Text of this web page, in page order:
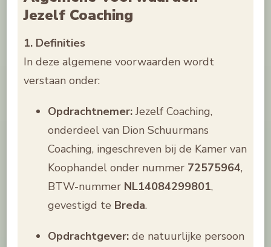
Jezelf Coaching
1. Definities
In deze algemene voorwaarden wordt
verstaan onder:
Opdrachtnemer:Jezelf Coaching,
onderdeel van Dion Schuurmans
Coaching, ingeschreven bij de Kamer van
Koophandel onder nummer 72575964,
BTW-nummer NL14084299801,
gevestigd te Breda.
Opdrachtgever: de natuurlijke persoon